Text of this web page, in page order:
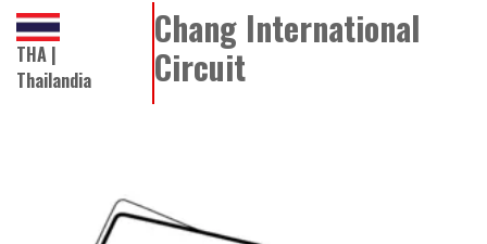
Chang International
Circuit
THA |
Thailandia